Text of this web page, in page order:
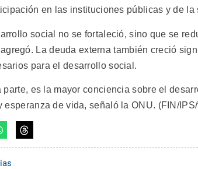
en las instituciones públicas y de la
social no se fortaleció, sino que se
La deuda externa también creció
para el desarrollo social.
parte, es la mayor conciencia sobre el
esperanza de vida, señaló la ONU. (FIN/